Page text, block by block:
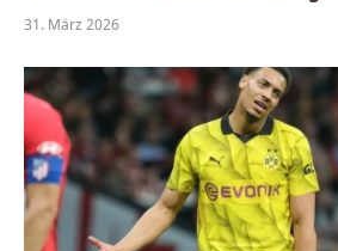
31. März 2026